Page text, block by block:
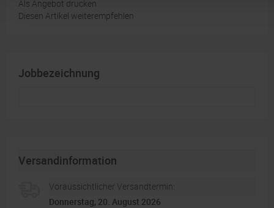
Als Angebot drucken
Diesen Artikel weiterempfehlen
Jobbezeichnung
Versandinformation
Voraussichtlicher Versandtermin:
Donnerstag, 20. August 2026